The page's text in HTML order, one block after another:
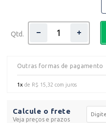
Qtd.
Outras formas de pagamento
1x de R$ 15,32 com juros
Calcule o frete
Veja preços e prazos